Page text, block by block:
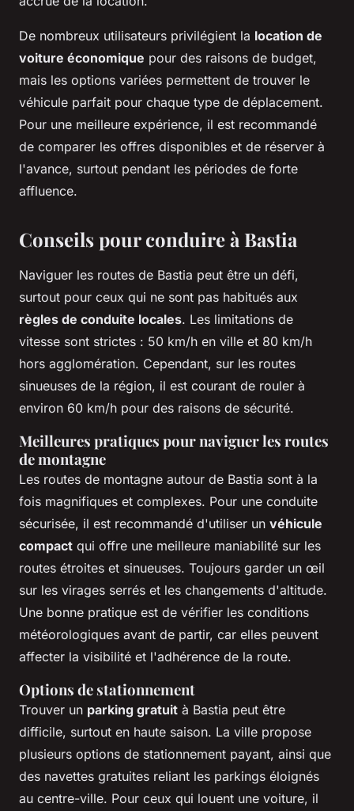
De nombreux utilisateurs privilégient la location de
voiture économique pour des raisons de budget,
mais les options variées permettent de trouver le
véhicule parfait pour chaque type de déplacement.
Pour une meilleure expérience, il est recommandé
de comparer les offres disponibles et de réserver à
l'avance, surtout pendant les périodes de forte
affluence.
Conseils pour conduire à Bastia
Naviguer les routes de Bastia peut être un défi,
surtout pour ceux qui ne sont pas habitués aux
règles de conduite locales. Les limitations de
vitesse sont strictes : 50 km/h en ville et 80 km/h
hors agglomération. Cependant, sur les routes
sinueuses de la région, il est courant de rouler à
environ 60 km/h pour des raisons de sécurité.
Meilleures pratiques pour naviguer les routes
de montagne
Les routes de montagne autour de Bastia sont à la
fois magnifiques et complexes. Pour une conduite
sécurisée, il est recommandé d'utiliser un véhicule
compact qui offre une meilleure maniabilité sur les
routes étroites et sinueuses. Toujours garder un œil
sur les virages serrés et les changements d'altitude.
Une bonne pratique est de vérifier les conditions
météorologiques avant de partir, car elles peuvent
affecter la visibilité et l'adhérence de la route.
Options de stationnement
Trouver un parking gratuit à Bastia peut être
difficile, surtout en haute saison. La ville propose
plusieurs options de stationnement payant, ainsi que
des navettes gratuites reliant les parkings éloignés
au centre-ville. Pour ceux qui louent une voiture, il